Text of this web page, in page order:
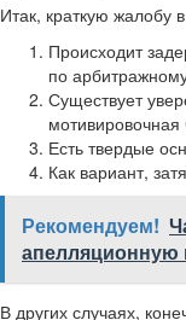
Итак, краткую жалобу
Происходит
по
Существует
мотивировочная
Есть твердые
Как вариант,
Рекомендуем!
апелляционную
В других случаях,